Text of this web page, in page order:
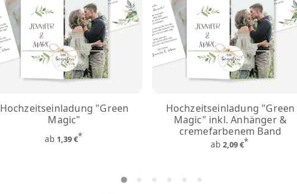
Hochzeitseinladung "Green
Magic"
ab 1,39 €*
Hochzeitseinladung "Green
Magic" inkl. Anhänger &
cremefarbenem Band
ab 2,09 €*